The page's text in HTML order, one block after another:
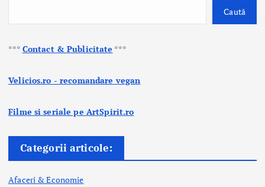
Caută
*** Contact & Publicitate ***
Velicios.ro - recomandare vegan
Filme si seriale pe ArtSpirit.ro
Categorii articole:
Afaceri & Economie